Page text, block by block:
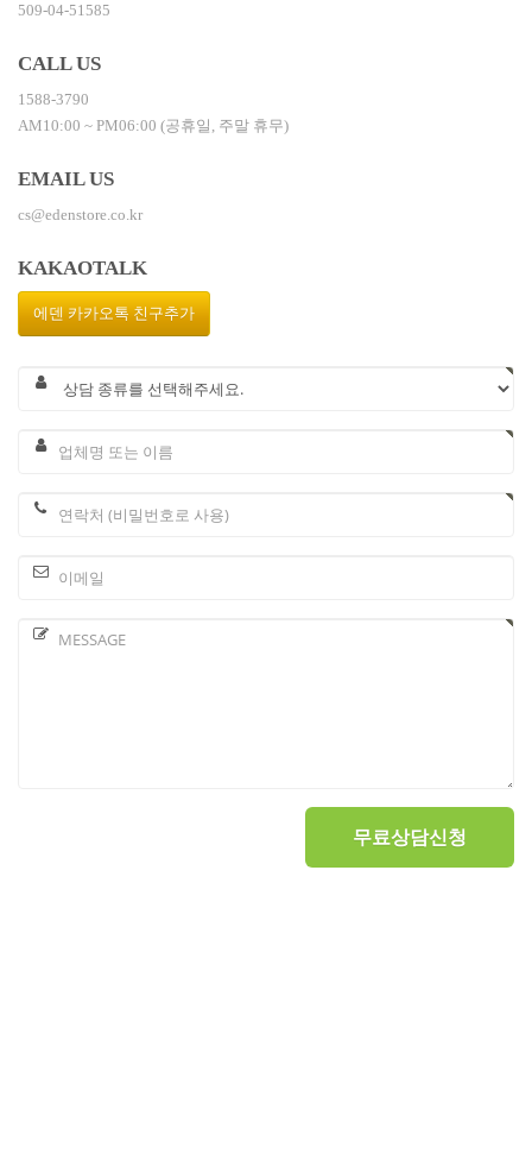
509-04-51585
CALL US
1588-3790
AM10:00 ~ PM06:00 (공휴일, 주말 휴무)
EMAIL US
cs@edenstore.co.kr
KAKAOTALK
에덴 카카오톡 친구추가
무료상담신청